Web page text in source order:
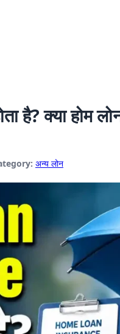
क्या होम
अन्य लोन